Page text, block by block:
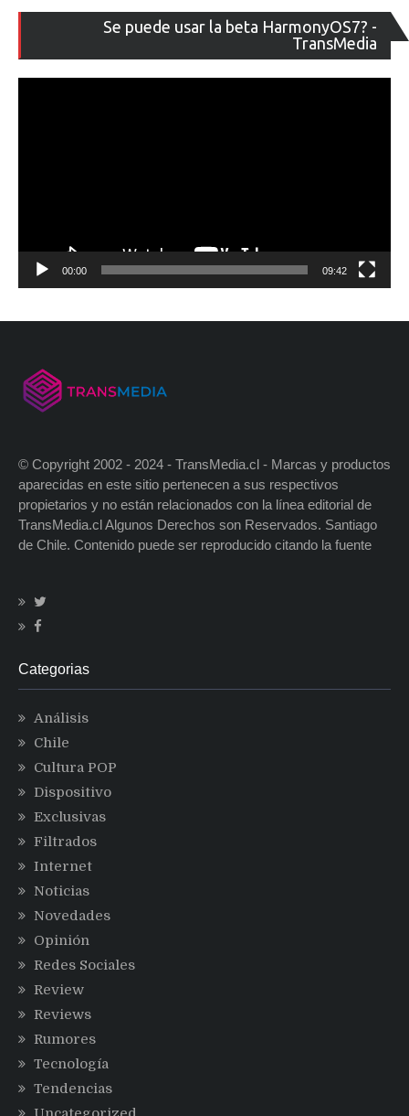
Se puede usar la beta HarmonyOS7? -
TransMedia
de
00:00 09:42
© Copyright 2002 - 2024 - TransMedia.cl - Marcas y productos
aparecidas en este sitio pertenecen a sus respectivos
propietarios y no están relacionados con la línea editorial de
TransMedia.cl Algunos Derechos son Reservados. Santiago
de Chile. Contenido puede ser reproducido citando la fuente
Categorias
Análisis
Chile
Cultura POP
Dispositivo
Exclusivas
Filtrados
Internet
Noticias
Novedades
Opinión
Redes Sociales
Review
Reviews
Rumores
Tecnología
Tendencias